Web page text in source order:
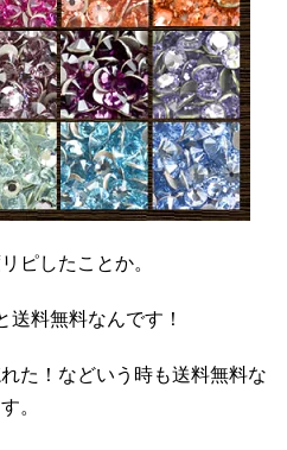
ピしたことか。
送料無料なんです！
た！などいう時も送料無料な
。